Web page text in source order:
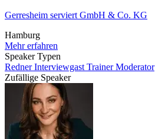
Gerresheim serviert GmbH & Co. KG
Hamburg
Mehr erfahren
Speaker Typen
RednerInterviewgast TrainerModerator
Zufällige Speaker